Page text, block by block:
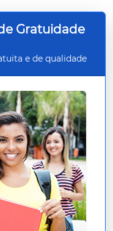
Gratuidade
e de qualidade